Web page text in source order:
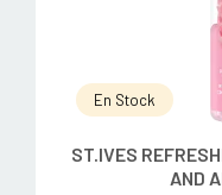
En Stock
ST.IVES
AND